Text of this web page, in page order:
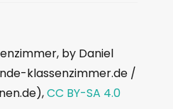
by Daniel
klassenzimmer.de /
CC BY-SA 4.0